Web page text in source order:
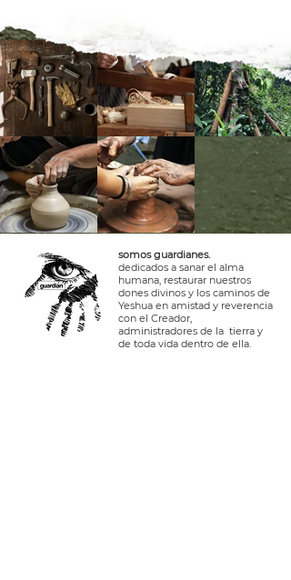
somos guardianes.
dedicados a sanar el alma
humana, restaurar nuestros
dones divinos y los caminos de
Yeshua en amistad y reverencia
con el Creador,
administradores de la tierra y
de toda vida dentro de ella.